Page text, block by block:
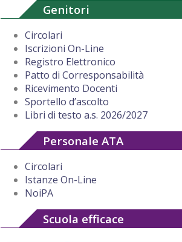
Genitori
Circolari
Iscrizioni On-Line
Registro Elettronico
Patto di Corresponsabilità
Ricevimento Docenti
Sportello d’ascolto
Libri di testo a.s. 2026/2027
Personale ATA
Circolari
Istanze On-Line
NoiPA
Scuola efficace